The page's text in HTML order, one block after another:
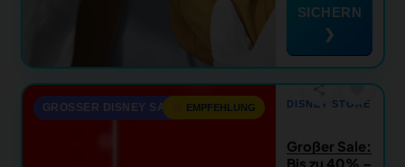
SICHERN
❯
GROSSER DISNEY SALE! EMPFEHLUNG DISNEY STORE
Großer Sale:
Bis zu 40% –
favorite
share